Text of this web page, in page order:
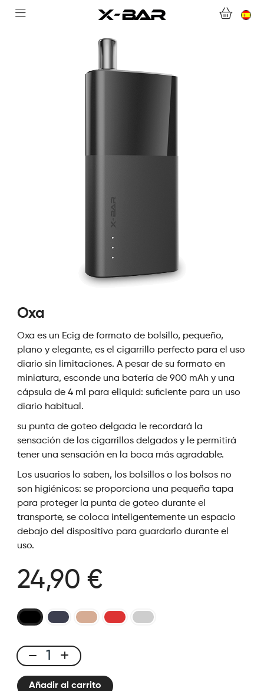
COLLECTIONS
Oxa
Oxa es un Ecig de formato de bolsillo, pequeño,
plano y elegante, es el cigarrillo perfecto para el uso
diario sin limitaciones. A pesar de su formato en
miniatura, esconde una batería de 900 mAh y una
cápsula de 4 ml para eliquid: suficiente para un uso
diario habitual.
su punta de goteo delgada le recordará la
sensación de los cigarrillos delgados y le permitirá
tener una sensación en la boca más agradable.
Los usuarios lo saben, los bolsillos o los bolsos no
son higiénicos: se proporciona una pequeña tapa
para proteger la punta de goteo durante el
transporte, se coloca inteligentemente un espacio
debajo del dispositivo para guardarlo durante el
uso.
24,90 €
Oxa
cantidad
Añadir al carrito